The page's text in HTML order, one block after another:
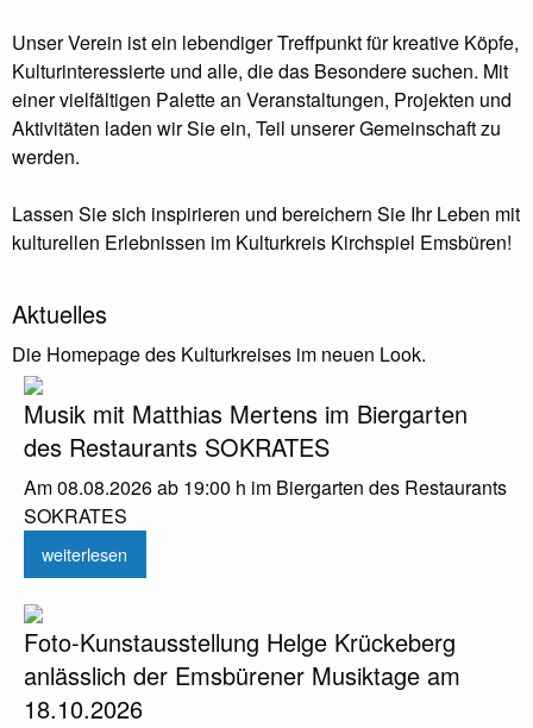
Unser Verein ist ein lebendiger Treffpunkt für kreative Köpfe,
Kulturinteressierte und alle, die das Besondere suchen. Mit
einer vielfältigen Palette an Veranstaltungen, Projekten und
Aktivitäten laden wir Sie ein, Teil unserer Gemeinschaft zu
werden.
Lassen Sie sich inspirieren und bereichern Sie Ihr Leben mit
kulturellen Erlebnissen im Kulturkreis Kirchspiel Emsbüren!
Aktuelles
Die Homepage des Kulturkreises im neuen Look.
Musik mit Matthias Mertens im Biergarten
des Restaurants SOKRATES
Am 08.08.2026 ab 19:00 h im Biergarten des Restaurants
SOKRATES
weiterlesen
Foto-Kunstausstellung Helge Krückeberg
anlässlich der Emsbürener Musiktage am
18.10.2026